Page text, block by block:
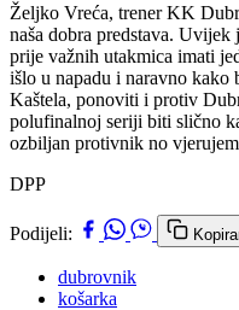
Željko Vreća, trener KK
naša dobra predstava.
prije važnih utakmica imati
išlo u napadu i naravno
Kaštela, ponoviti i protiv
polufinalnoj seriji biti slično
ozbiljan protivnik no
DPP
Podijeli:
dubrovnik
košarka